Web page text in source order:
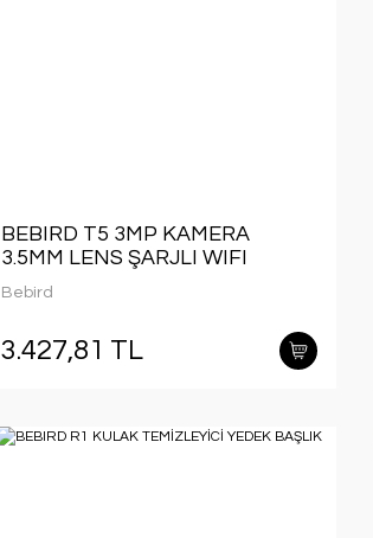
BEBIRD T5 3MP KAMERA
3.5MM LENS ŞARJLI WIFI
GÖRÜNTÜLÜ KULAK
TEMİZLEYİCİ YEŞİL RENK
Bebird
3.427,81 TL